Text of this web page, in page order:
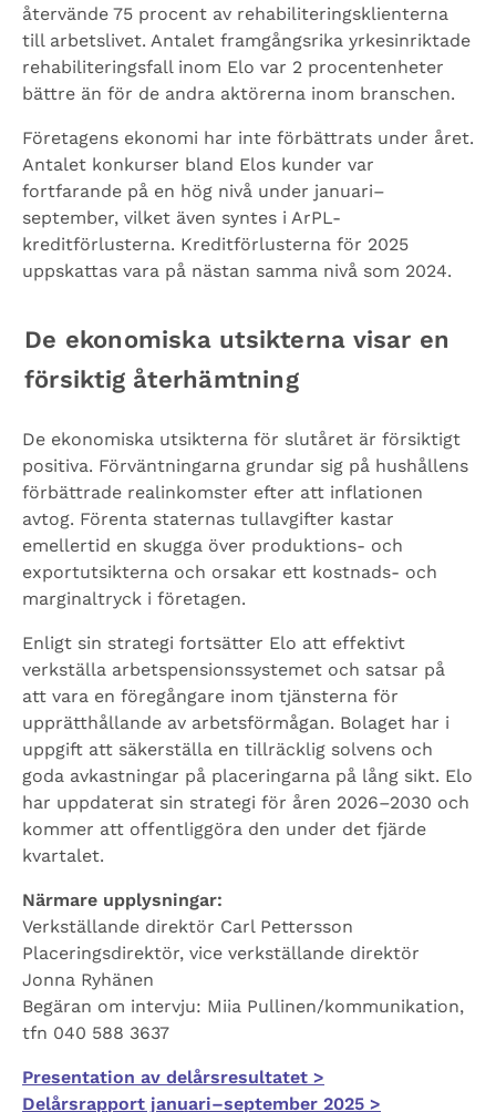
återvände 75 procent av rehabiliteringsklienterna
till arbetslivet. Antalet framgångsrika yrkesinriktade
rehabiliteringsfall inom Elo var 2 procentenheter
bättre än för de andra aktörerna inom branschen.
Företagens ekonomi har inte förbättrats under året.
Antalet konkurser bland Elos kunder var
fortfarande på en hög nivå under januari–
september, vilket även syntes i ArPL-
kreditförlusterna. Kreditförlusterna för 2025
uppskattas vara på nästan samma nivå som 2024.
De ekonomiska utsikterna visar en
försiktig återhämtning
De ekonomiska utsikterna för slutåret är försiktigt
positiva. Förväntningarna grundar sig på hushållens
förbättrade realinkomster efter att inflationen
avtog. Förenta staternas tullavgifter kastar
emellertid en skugga över produktions- och
exportutsikterna och orsakar ett kostnads- och
marginaltryck i företagen.
Enligt sin strategi fortsätter Elo att effektivt
verkställa arbetspensionssystemet och satsar på
att vara en föregångare inom tjänsterna för
upprätthållande av arbetsförmågan. Bolaget har i
uppgift att säkerställa en tillräcklig solvens och
goda avkastningar på placeringarna på lång sikt. Elo
har uppdaterat sin strategi för åren 2026–2030 och
kommer att offentliggöra den under det fjärde
kvartalet.
Närmare upplysningar:
Verkställande direktör Carl Pettersson
Placeringsdirektör, vice verkställande direktör
Jonna Ryhänen
Begäran om intervju: Miia Pullinen/kommunikation,
tfn 040 588 3637
Presentation av delårsresultatet >
Delårsrapport januari–september 2025 >